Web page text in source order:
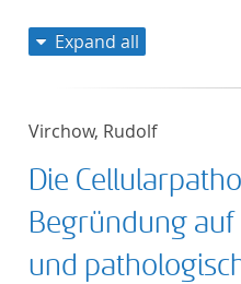
Expand all
Virchow, Rudolf
Die
Begründung
und